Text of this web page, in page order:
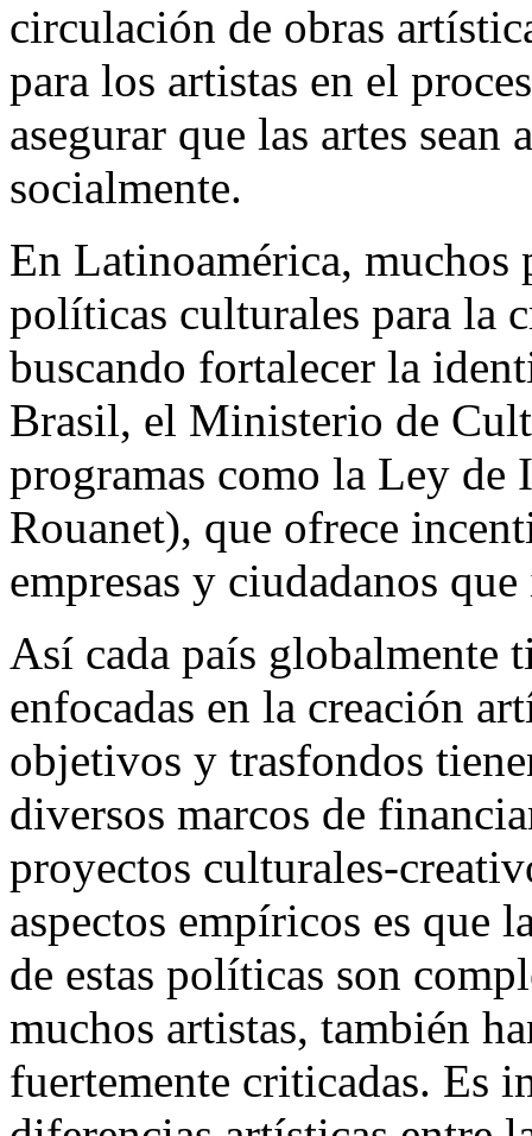
circulación de obras
para los artistas en el
asegurar que las artes sean
socialmente.
En Latinoamérica, muchos
políticas culturales para la
buscando fortalecer la
Brasil, el Ministerio de
programas como la Ley
Rouanet), que ofrece
empresas y ciudadanos
Así cada país globalmente
enfocadas en la creación
objetivos y trasfondos
diversos marcos de
proyectos culturales-
aspectos empíricos es que
de estas políticas son
muchos artistas, también
fuertemente criticadas. Es